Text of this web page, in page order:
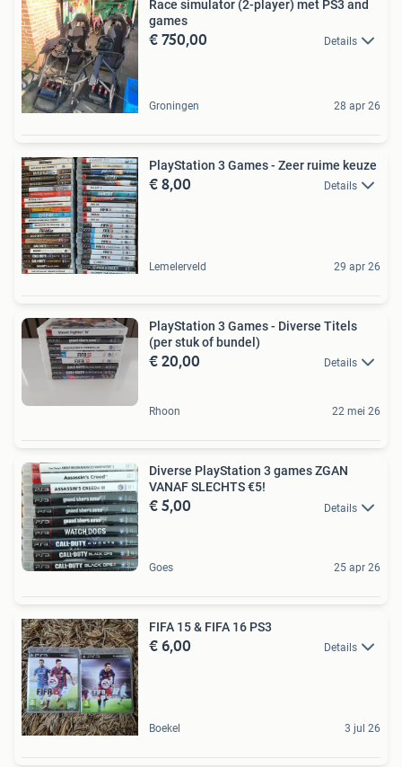
Race simulator (2-player) met PS3 and
games
€ 750,00 Details
Groningen 28 apr 26
PlayStation 3 Games - Zeer ruime keuze
€ 8,00 Details
Lemelerveld 29 apr 26
PlayStation 3 Games - Diverse Titels
(per stuk of bundel)
€ 20,00 Details
Rhoon 22 mei 26
Diverse PlayStation 3 games ZGAN
VANAF SLECHTS €5!
€ 5,00 Details
Goes 25 apr 26
FIFA 15 & FIFA 16 PS3
€ 6,00 Details
Boekel 3 jul 26